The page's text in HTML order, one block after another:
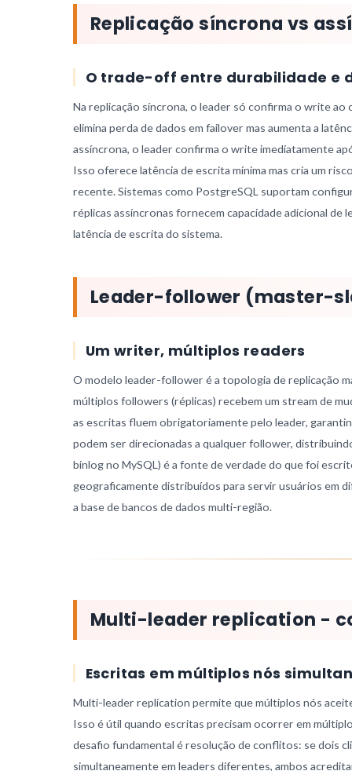
Replicação síncrona vs
O trade-off entre durabilidade e
Na replicação síncrona, o leader só confirma o write
elimina perda de dados em failover mas aumenta a
assíncrona, o leader confirma o write imediatamente
Isso oferece latência de escrita mínima mas cria um
recente. Sistemas como PostgreSQL suportam
réplicas assíncronas fornecem capacidade adicional de
latência de escrita do sistema.
Leader-follower (master-
Um writer, múltiplos readers
O modelo leader-follower é a topologia de replicação
múltiplos followers (réplicas) recebem um stream de
as escritas fluem obrigatoriamente pelo leader,
podem ser direcionadas a qualquer follower,
binlog no MySQL) é a fonte de verdade do que foi
geograficamente distribuídos para servir usuários em
a base de bancos de dados multi-região.
Multi-leader replication -
Escritas em múltiplos nós
Multi-leader replication permite que múltiplos nós
Isso é útil quando escritas precisam ocorrer em
desafio fundamental é resolução de conflitos: se dois
simultaneamente em leaders diferentes, ambos